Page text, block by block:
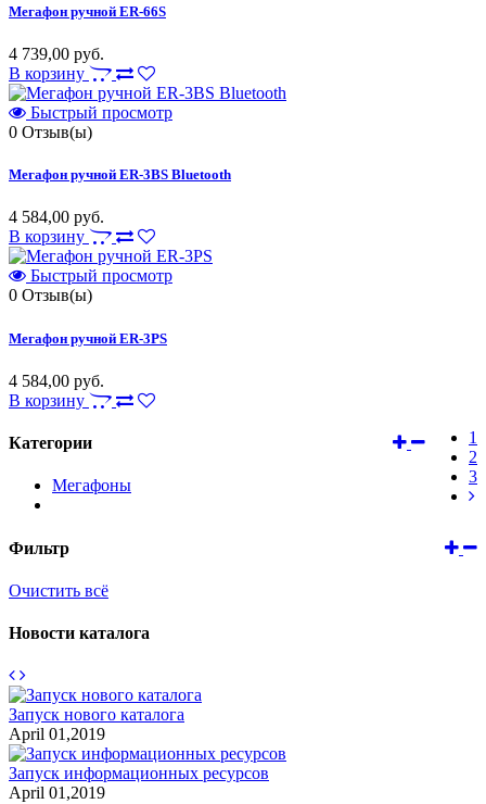
Мегафон ручной ER-66S
4 739,00 руб.
В корзину
Быстрый просмотр
0 Отзыв(ы)
Мегафон ручной ER-3BS Bluetooth
4 584,00 руб.
В корзину
Быстрый просмотр
0 Отзыв(ы)
Мегафон ручной ER-3PS
4 584,00 руб.
В корзину
1
2
3
Категории
Мегафоны
Фильтр
Очистить всё
Новости каталога
Запуск нового каталога
April 01,2019
Запуск информационных ресурсов
April 01,2019